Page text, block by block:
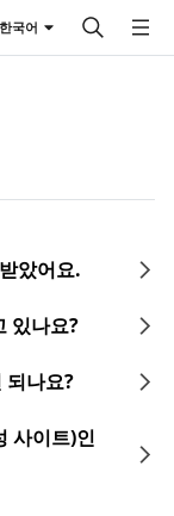
한국어
았어요.
있나요?
되나요?
사이트)인